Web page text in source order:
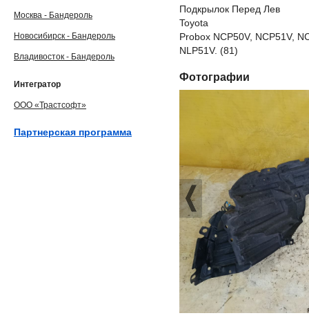
Подкрылок Перед Лев
Toyota
Probox NCP50V, NCP51V,
NLP51V. (81)
Фотографии
Москва - Бандероль
Новосибирск - Бандероль
Владивосток - Бандероль
Интегратор
ООО «Трастсофт»
Партнерская программа